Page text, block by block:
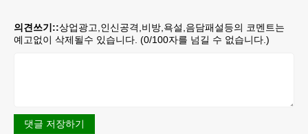
의견쓰기::상업광고,인신공격,비방,욕설,음담패설등의 코멘트는
예고없이 삭제될수 있습니다. (0/100자를 넘길 수 없습니다.)
댓글 저장하기